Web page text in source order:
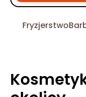
Fryzjerstwo